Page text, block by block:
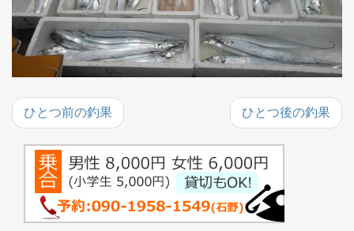
ひとつ前の釣果 ひとつ後の釣果